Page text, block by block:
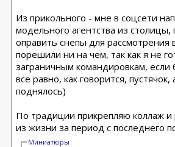
Из прикольного - мне в соцсети
модельного агентства из
оправить снепы для рассмотрения
порешили ни на чем, так как я не
заграничным командировкам,
все равно, как говорится,
поднялось)
По традиции прикрепляю коллаж
из жизни за период с последнего
Миниатюры